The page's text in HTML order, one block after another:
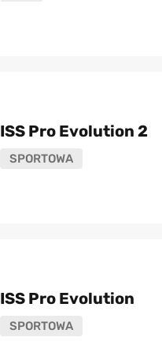
ISS Pro Evolution 2
SPORTOWA
ISS Pro Evolution
SPORTOWA